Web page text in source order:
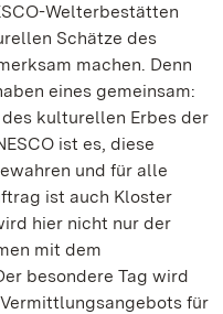
Welterbestätten
Schätze des
machen. Denn
eines gemeinsam:
kulturellen Erbes der
ist es, diese
und für alle
ist auch Kloster
hier nicht nur der
mit dem
besondere Tag wird
für